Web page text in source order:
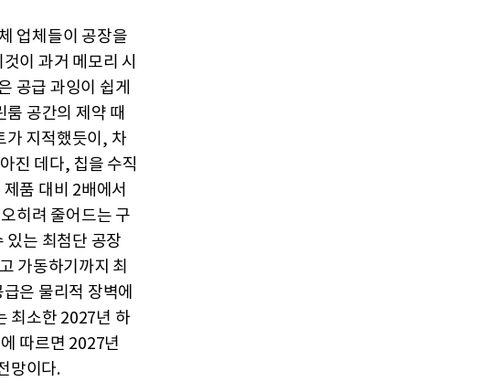
업체들이 공장을
이 과거 메모리 시
공급 과잉이 쉽게
공간의 제약 때
가 지적했듯이, 차
진 데다, 칩을 수직
품 대비 2배에서
히려 줄어드는 구
있는 최첨단 공장
가동하기까지 최
은 물리적 장벽에
최소한 2027년 하
따르면 2027년
망이다.